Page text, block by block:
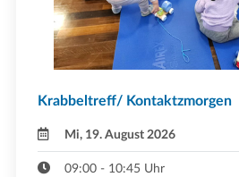
Krabbeltreff/ Kontaktzmorgen
Mi, 19. August 2026
09:00 - 10:45 Uhr